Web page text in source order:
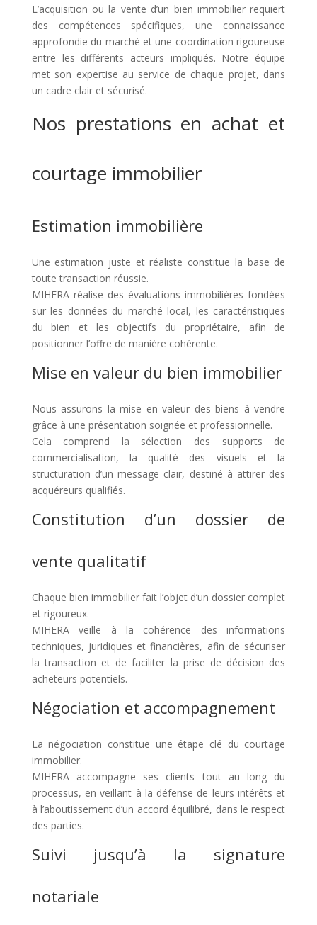
L’acquisition ou la vente d’un bien immobilier requiert
des compétences spécifiques, une connaissance
approfondie du marché et une coordination rigoureuse
entre les différents acteurs impliqués. Notre équipe
met son expertise au service de chaque projet, dans
un cadre clair et sécurisé.
Nos prestations en achat et
courtage immobilier
Estimation immobilière
Une estimation juste et réaliste constitue la base de
toute transaction réussie.
MIHERA réalise des évaluations immobilières fondées
sur les données du marché local, les caractéristiques
du bien et les objectifs du propriétaire, afin de
positionner l’offre de manière cohérente.
Mise en valeur du bien immobilier
Nous assurons la mise en valeur des biens à vendre
grâce à une présentation soignée et professionnelle.
Cela comprend la sélection des supports de
commercialisation, la qualité des visuels et la
structuration d’un message clair, destiné à attirer des
acquéreurs qualifiés.
Constitution d’un dossier de
vente qualitatif
Chaque bien immobilier fait l’objet d’un dossier complet
et rigoureux.
MIHERA veille à la cohérence des informations
techniques, juridiques et financières, afin de sécuriser
la transaction et de faciliter la prise de décision des
acheteurs potentiels.
Négociation et accompagnement
La négociation constitue une étape clé du courtage
immobilier.
MIHERA accompagne ses clients tout au long du
processus, en veillant à la défense de leurs intérêts et
à l’aboutissement d’un accord équilibré, dans le respect
des parties.
Suivi jusqu’à la signature
notariale